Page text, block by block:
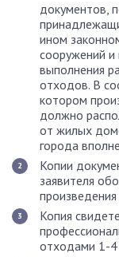
документов,
ином
сооружений
выполнения
отходов. В
котором
должно
от жилых
города
Копии
заявителя
Копия
отходами 1-4